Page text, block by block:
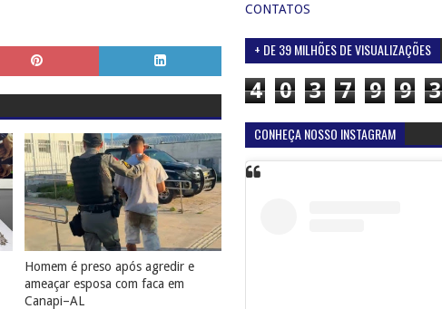
Homem é preso após agredir e
ameaçar esposa com faca em
Canapi–AL
CONTATOS
+ DE 39 MILHÕES DE VISUALIZAÇÕES
4 0 3 7 9 9 3
CONHEÇA NOSSO INSTAGRAM